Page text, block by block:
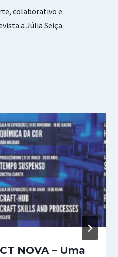
colaborativo e
a Júlia Seiça
NOVA – Uma